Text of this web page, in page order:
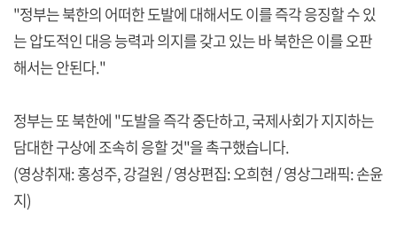
"정부는 북한의 어떠한 도발에 대해서도 이를 즉각 응징할 수 있
는 압도적인 대응 능력과 의지를 갖고 있는 바 북한은 이를 오판
해서는 안된다."
정부는 또 북한에 "도발을 즉각 중단하고, 국제사회가 지지하는
담대한 구상에 조속히 응할 것"을 촉구했습니다.
(영상취재: 홍성주, 강걸원 / 영상편집: 오희현 / 영상그래픽: 손윤
지)